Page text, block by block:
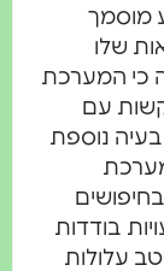
עם
נוספת